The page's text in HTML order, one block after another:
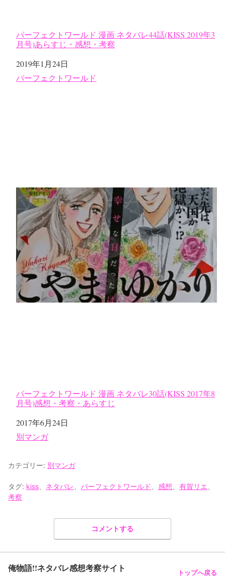
パーフェクトワールド 漫画 ネタバレ44話(KISS 2019年3
月号)あらすじ・感想・考察
日付
2019年1月24日
関連理由
パーフェクトワールド
パーフェクトワールド 漫画 ネタバレ30話(KISS 2017年8
月号)感想・考察・あらすじ
日付
2017年6月24日
関連理由
別マンガ
カテゴリー: 別マンガ
タグ: kiss ネタバレ パーフェクトワールド 感想 有賀リエ
考察
コメントする
俺物語!!ネタバレ感想考察サイト トップへ戻る